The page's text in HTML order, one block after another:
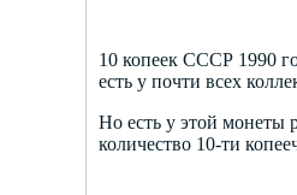
10 копеек СССР 1990
есть у почти всех
Но есть у этой монеты
количество 10-ти